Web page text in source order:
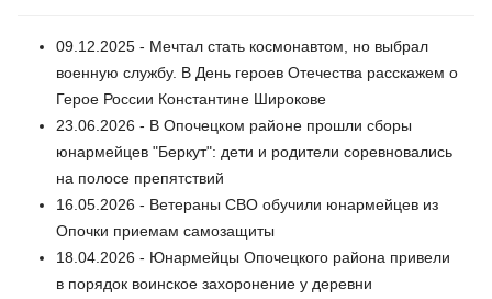
09.12.2025 - Мечтал стать космонавтом, но выбрал
военную службу. В День героев Отечества расскажем о
Герое России Константине Широкове
23.06.2026 - В Опочецком районе прошли сборы
юнармейцев "Беркут": дети и родители соревновались
на полосе препятствий
16.05.2026 - Ветераны СВО обучили юнармейцев из
Опочки приемам самозащиты
18.04.2026 - Юнармейцы Опочецкого района привели
в порядок воинское захоронение у деревни